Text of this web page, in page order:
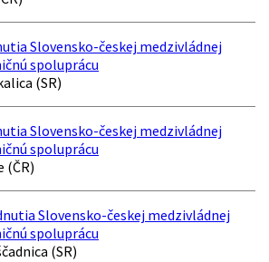
Slovensko-českej medzivládnej
spoluprácu
(SR)
Slovensko-českej medzivládnej
spoluprácu
(ČR)
Slovensko-českej medzivládnej
spoluprácu
(SR)